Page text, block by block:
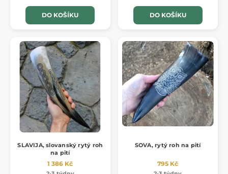
DO KOŠÍKU DO KOŠÍKU
SLAVIJA, slovanský rytý roh
na pití
1 386 Kč
SOVA, rytý roh na pití
795 Kč